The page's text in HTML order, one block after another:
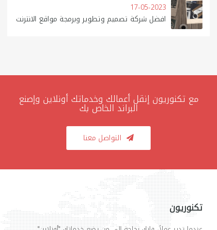
17-05-2023
افضل شركة تصميم وتطوير وبرمجة مواقع الانترنت
مع تكنوريون إنقل أعمالك وخدماتك أونلاين وإصنع
البراند الخاص بك
التواصل معنا
تكنوريون